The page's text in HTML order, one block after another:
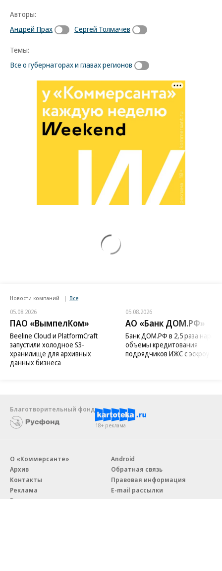
Авторы:
Андрей Прах
Сергей Толмачев
Темы:
Все о губернаторах и главах регионов
Новости компаний Все
05.08.2026
ПАО «ВымпелКом»
Beeline Cloud и PlatformCraft
запустили холодное S3-
хранилище для архивных
данных бизнеса
05.08.2026
АО «Банк ДОМ.РФ»
Банк ДОМ.РФ в 2,5 раза
объемы кредитования
подрядчиков ИЖС с эскроу
Благотворительный фонд
18+ реклама
О «Коммерсанте»
Архив
Контакты
Реклама
Вакансии
Android
Обратная связь
Правовая информация
E-mail рассылки